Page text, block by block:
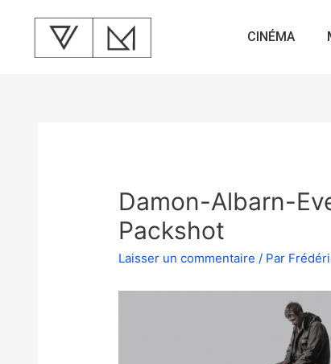
CINÉMA
Damon-Albarn-
Packshot
Laisser un commentaire / Par